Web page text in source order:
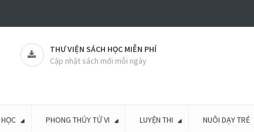
THƯ VIỆN SÁCH HỌC MIỄN PHÍ
Cập nhật sách mới mỗi ngày
PHONG THỦY TỬ VI LUYỆN THI NUÔI DẠY TRẺ